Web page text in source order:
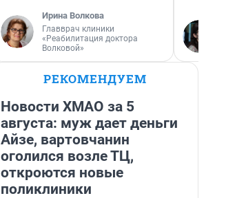
Ирина Волкова
Главврач клиники
«Реабилитация доктора
Волковой»
РЕКОМЕНДУЕМ
Новости ХМАО за 5
августа: муж дает деньги
Айзе, вартовчанин
оголился возле ТЦ,
откроются новые
поликлиники